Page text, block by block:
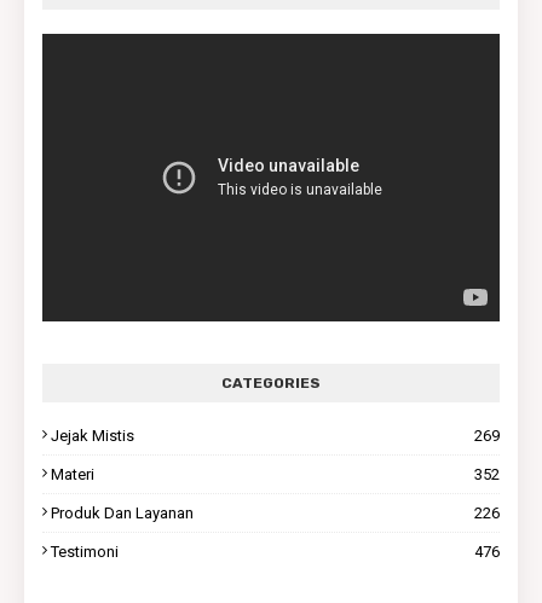
CATEGORIES
Jejak Mistis 269
Materi 352
Produk Dan Layanan 226
Testimoni 476